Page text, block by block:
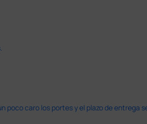
poco caro los portes y el plazo de entrega